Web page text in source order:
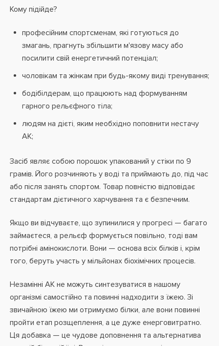
Кому підійде?
професійним спортсменам, які готуються до
змагань, прагнуть збільшити м'язову масу або
посилити свій енергетичний потенціал;
чоловікам та жінкам при будь-якому виді тренування;
бодібілдерам, що працюють над формуванням
гарного рельєфного тіла;
людям на дієті, яким необхідно поповнити нестачу
АК;
Засіб являє собою порошок упакований у стіки по 9
грамів. Його розчиняють у воді та приймають до, під час
або після занять спортом. Товар повністю відповідає
стандартам дієтичного харчування та є безпечним.
Якщо ви відчуваєте, що зупинилися у прогресі — багато
займаєтеся, а рельєф формується повільно, тоді вам
потрібні амінокислоти. Вони — основа всіх білків і, крім
того, беруть участь у мільйонах біохімічних процесів.
Незамінні АК не можуть синтезуватися в нашому
організмі самостійно та повинні надходити з їжею. Зі
звичайною їжею ми отримуємо білки, але вони повинні
пройти етап розщеплення, а це дуже енерговитратно.
Ця добавка — це чудове доповнення та альтернатива